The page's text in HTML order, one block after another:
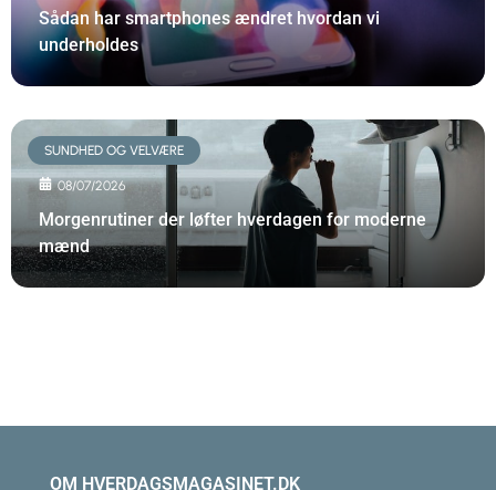
Sådan har smartphones ændret hvordan vi
underholdes
SUNDHED OG VELVÆRE
08/07/2026
Morgenrutiner der løfter hverdagen for moderne
mænd
OM HVERDAGSMAGASINET.DK